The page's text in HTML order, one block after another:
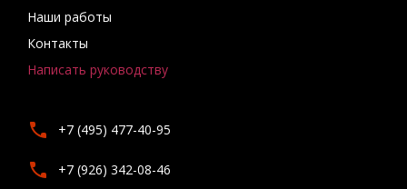
Наши работы
Контакты
Написать руководству
+7 (495) 477-40-95
+7 (926) 342-08-46